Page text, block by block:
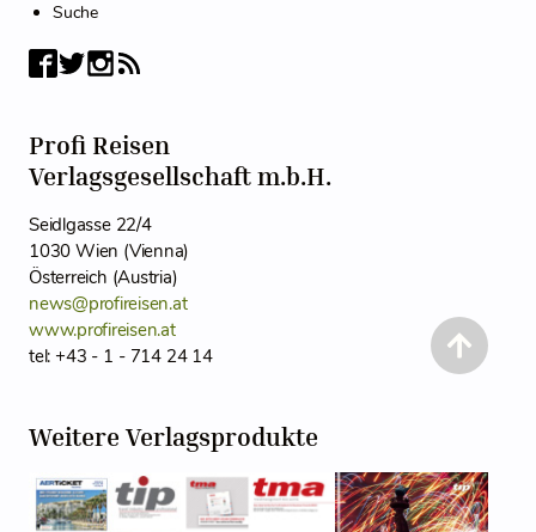
Suche
Profi Reisen
Verlagsgesellschaft m.b.H.
Seidlgasse 22/4
1030 Wien (Vienna)
Österreich (Austria)
news@profireisen.at
www.profireisen.at
tel: +43 - 1 - 714 24 14
Weitere Verlagsprodukte